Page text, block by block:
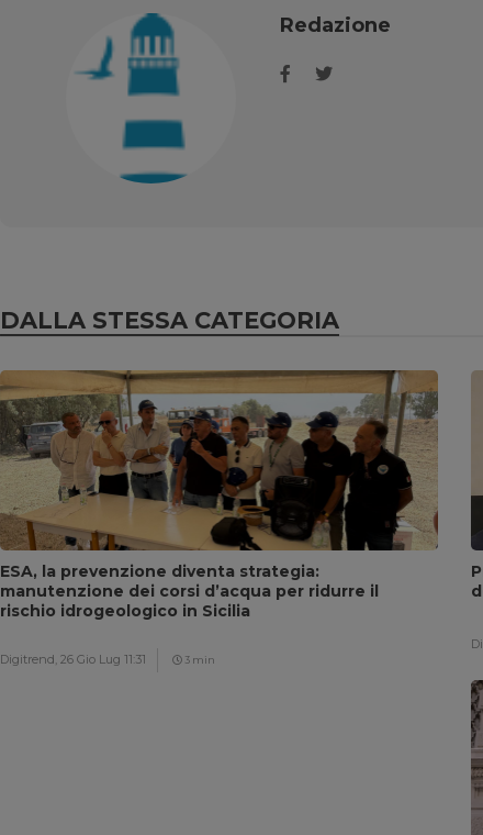
Redazione
DALLA STESSA CATEGORIA
ESA, la prevenzione diventa strategia:
manutenzione dei corsi d’acqua per ridurre il
rischio idrogeologico in Sicilia
Digitrend, 26 Gio Lug 11:31 3 min